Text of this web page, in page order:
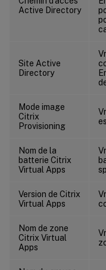
Active Directory
Site Active
Directory
Mode image
Citrix
Provisioning
Nom de la
batterie Citrix
Virtual Apps
Version de Citrix
Virtual Apps
Nom de zone
Citrix Virtual
Apps